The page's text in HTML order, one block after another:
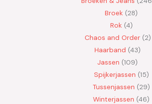
Broek 28
Rok 4
Chaos and Order 2
Haarband 43
Jassen 109
Spijkerjassen 15
Tussenjassen 29
Winterjassen 46